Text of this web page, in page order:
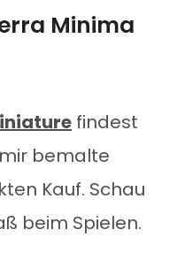
Minima
findest
bemalte
Kauf. Schau
beim Spielen.